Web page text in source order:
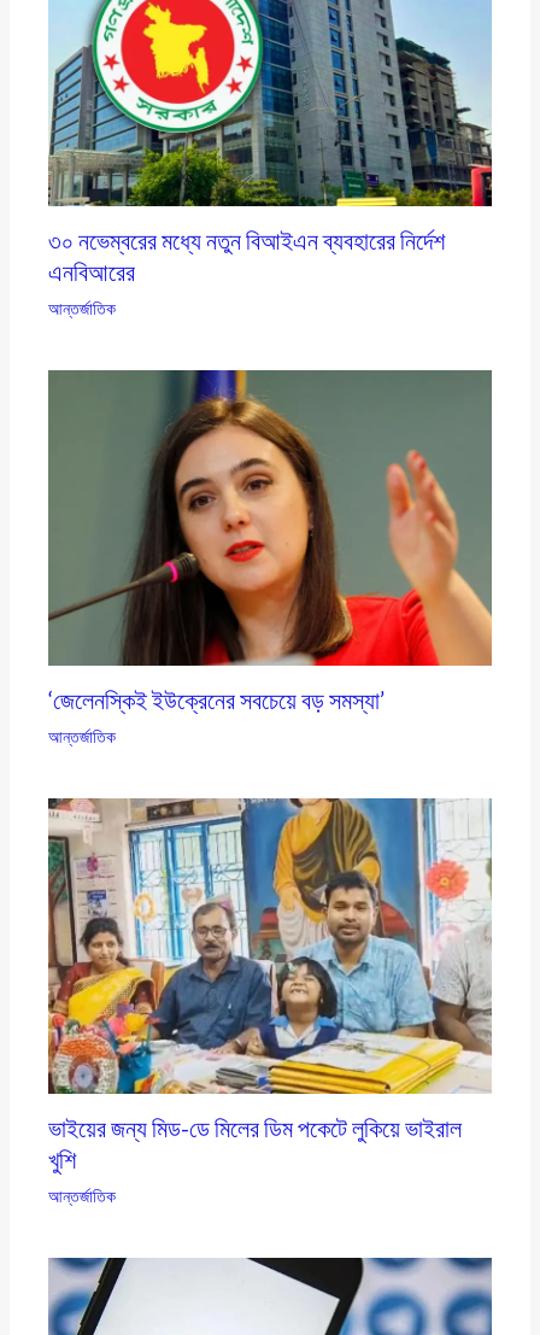
৩০ নভেম্বরের মধ্যে নতুন বিআইএন ব্যবহারের নির্দেশ
এনবিআরের
আন্তর্জাতিক
‘জেলেনস্কিই ইউক্রেনের সবচেয়ে বড় সমস্যা’
আন্তর্জাতিক
ভাইয়ের জন্য মিড-ডে মিলের ডিম পকেটে লুকিয়ে ভাইরাল
খুশি
আন্তর্জাতিক